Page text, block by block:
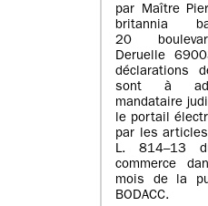
par Maître
britannia
20
Deruelle
déclarations
sont à
mandataire
le portail
par les
L. 814–13
commerce
mois de la
BODACC.